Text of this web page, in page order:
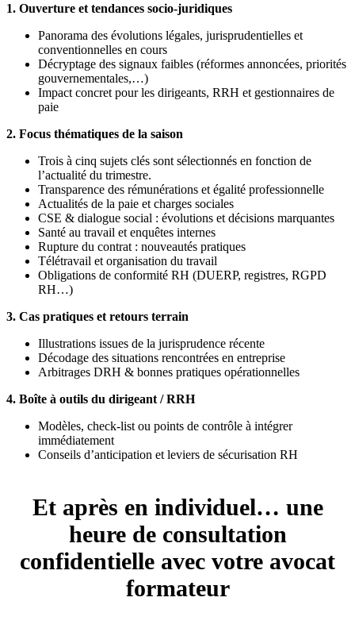
1. Ouverture et tendances socio-juridiques
Panorama des évolutions légales, jurisprudentielles et
conventionnelles en cours
Décryptage des signaux faibles (réformes annoncées, priorités
gouvernementales,…)
Impact concret pour les dirigeants, RRH et gestionnaires de
paie
2. Focus thématiques de la saison
Trois à cinq sujets clés sont sélectionnés en fonction de
l’actualité du trimestre.
Transparence des rémunérations et égalité professionnelle
Actualités de la paie et charges sociales
CSE & dialogue social : évolutions et décisions marquantes
Santé au travail et enquêtes internes
Rupture du contrat : nouveautés pratiques
Télétravail et organisation du travail
Obligations de conformité RH (DUERP, registres, RGPD
RH…)
3. Cas pratiques et retours terrain
Illustrations issues de la jurisprudence récente
Décodage des situations rencontrées en entreprise
Arbitrages DRH & bonnes pratiques opérationnelles
4. Boîte à outils du dirigeant / RRH
Modèles, check-list ou points de contrôle à intégrer
immédiatement
Conseils d’anticipation et leviers de sécurisation RH
Et après en individuel… une
heure de consultation
confidentielle avec votre avocat
formateur